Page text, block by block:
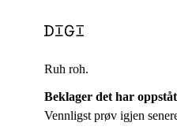
Ruh roh.
Beklager det har
Vennligst prøv igjen